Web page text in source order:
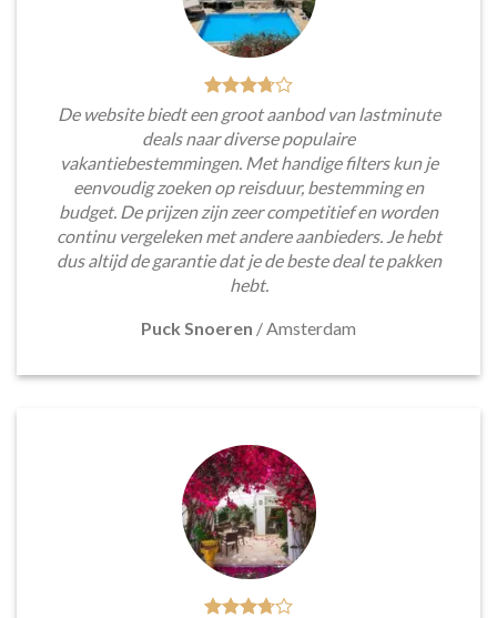
De website biedt een groot aanbod van lastminute
deals naar diverse populaire
vakantiebestemmingen. Met handige filters kun je
eenvoudig zoeken op reisduur, bestemming en
budget. De prijzen zijn zeer competitief en worden
continu vergeleken met andere aanbieders. Je hebt
dus altijd de garantie dat je de beste deal te pakken
hebt.
Puck Snoeren /Amsterdam